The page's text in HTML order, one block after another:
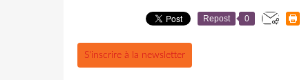
Repost 0
S'inscrire à la newsletter